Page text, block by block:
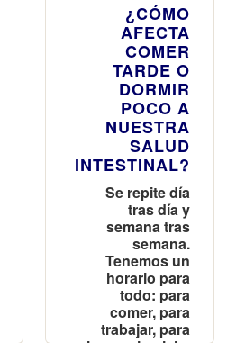
¿CÓMO
AFECTA
COMER
TARDE O
DORMIR
POCO A
NUESTRA
SALUD
INTESTINAL?
Se repite día
tras día y
semana tras
semana.
Tenemos un
horario para
todo: para
comer, para
trabajar, para